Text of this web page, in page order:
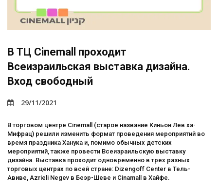
В ТЦ Cinemall проходит
Всеизраильская выставка дизайна.
Вход свободный
29/11/2021
В торговом центре Cinemall (старое название Киньон Лев ха-
Мифрац) решили изменить формат проведения мероприятий во
время праздника Ханука и, помимо обычных детских
мероприятий, также провести Всеизраильскую выставку
дизайна. Выставка проходит одновременно в трех разных
торговых центрах по всей стране: Dizengoff Center в Тель-
Авиве, Azrieli Negev в Беэр-Шеве и Сinamall в Хайфе.